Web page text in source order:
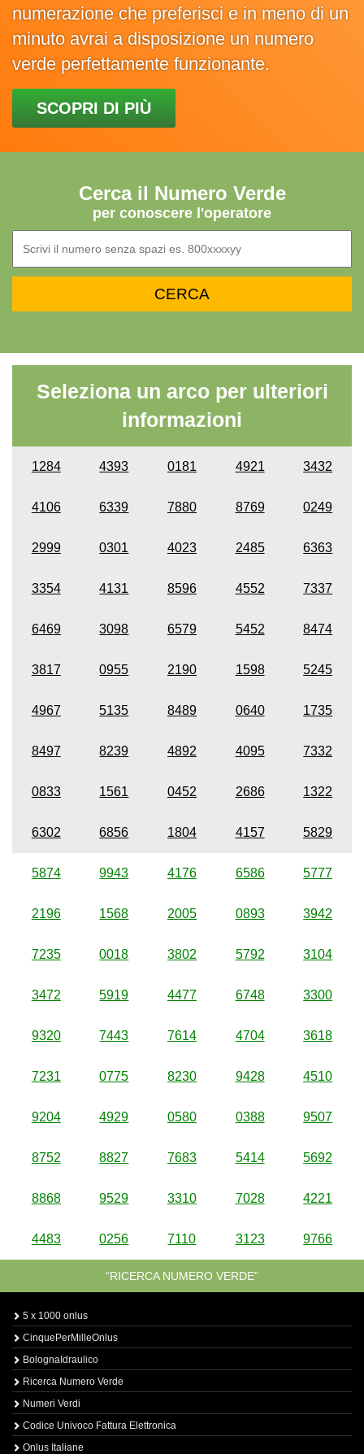
numerazione che preferisci e in meno di un
minuto avrai a disposizione un numero
verde perfettamente funzionante.
SCOPRI DI PIÙ
Cerca il Numero Verde
per conoscere l'operatore
Seleziona un arco per ulteriori
informazioni
1284 4393 0181 4921 3432
4106 6339 7880 8769 0249
2999 0301 4023 2485 6363
3354 4131 8596 4552 7337
6469 3098 6579 5452 8474
3817 0955 2190 1598 5245
4967 5135 8489 0640 1735
8497 8239 4892 4095 7332
0833 1561 0452 2686 1322
6302 6856 1804 4157 5829
5874 9943 4176 6586 5777
2196 1568 2005 0893 3942
7235 0018 3802 5792 3104
3472 5919 4477 6748 3300
9320 7443 7614 4704 3618
7231 0775 8230 9428 4510
9204 4929 0580 0388 9507
8752 8827 7683 5414 5692
8868 9529 3310 7028 4221
4483 0256 7110 3123 9766
“RICERCA NUMERO VERDE”
5 x 1000 onlus
CinquePerMilleOnlus
BolognaIdraulico
Ricerca Numero Verde
Numeri Verdi
Codice Univoco Fattura Elettronica
Onlus Italiane